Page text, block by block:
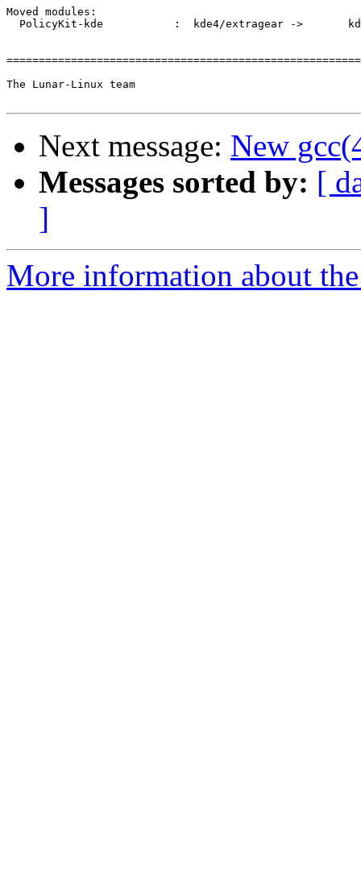
Next message: New
Messages sorted by: [
]
More information about